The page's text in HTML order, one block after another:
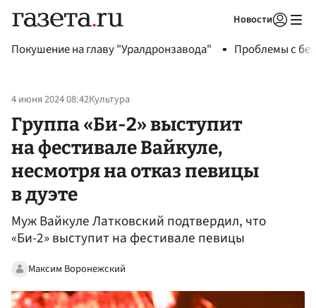
Новости
Покушение на главу "Уралдронзавода" Проблемы с
4 июня 2024 08:42Культура
Группа «Би-2» выступит
на фестивале Вайкуле,
несмотря на отказ певицы
в дуэте
Муж Вайкуле Латковский подтвердил, что
«Би-2» выступит на фестивале певицы
Максим Воронежский